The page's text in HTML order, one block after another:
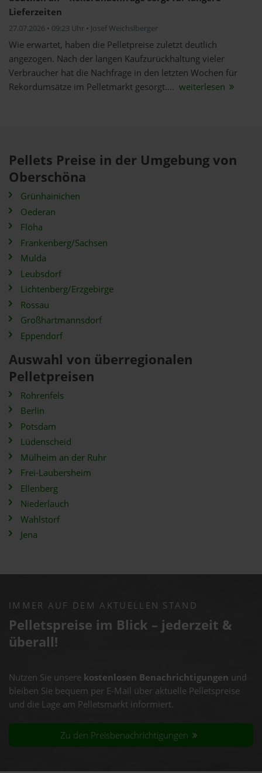
Lieferzeiten
27.07.2026 • 09:23 Uhr • Josef Weichslberger
Wie erwartet, haben die Pelletpreise zuletzt deutlich
angezogen. Nach der langen Kaufzurückhaltung vieler
Verbraucher hat die Nachfrage in den letzten Wochen für
Rekordumsätze im Pelletmarkt gesorgt.... weiterlesen
Pellets Preise in der Umgebung von
Oberschöna
Grünhainichen
Oederan
Flöha
Frankenberg/Sachsen
Mulda
Leubsdorf
Lichtenberg/Erzgebirge
Rossau
Großhartmannsdorf
Eppendorf
Auswahl von überregionalen
Pelletpreisen
Rohrenfels
Berlin
Potsdam
Lüdenscheid
Mülheim an der Ruhr
Frei-Laubersheim
Ellenberg
Niederlauch
Wahlstorf
Jena
IMMER AUF DEM AKTUELLEN STAND
Pelletspreise im Blick – jederzeit &
überall!
Nutzen Sie unsere kostenlosen Benachrichtigungen und
bleiben Sie bequem per E-Mail über aktuelle Pelletspreise
und die Lage am Pelletsmarkt informiert.
Zu den Preisbenachrichtigungen